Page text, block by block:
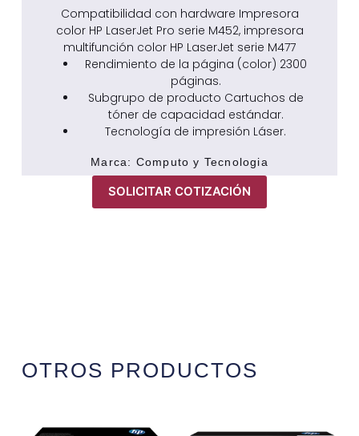
Compatibilidad con hardware Impresora
color HP LaserJet Pro serie M452, impresora
multifunción color HP LaserJet serie M477
Rendimiento de la página (color) 2300
páginas.
Subgrupo de producto Cartuchos de
tóner de capacidad estándar.
Tecnología de impresión Láser.
Marca: Computo y Tecnologia
SOLICITAR COTIZACIÓN
OTROS PRODUCTOS